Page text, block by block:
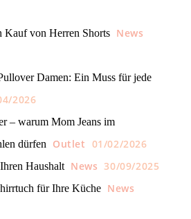
Kauf von Herren Shorts News
Damen: Ein Muss für jede
2026
– warum Mom Jeans im
dürfen
Outlet 01/02/2026
Haushalt News 30/09/2025
für Ihre Küche News